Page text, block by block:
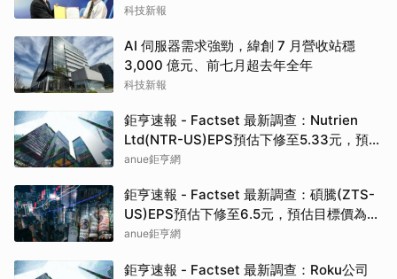
科技新報
AI 伺服器需求強勁，緯創 7 月營收站穩
3,000 億元、前七月超去年全年
科技新報
鉅亨速報 - Factset 最新調查：Nutrien
Ltd(NTR-US)EPS預估下修至5.33元，預估
目標價為80.00元
anue鉅亨網
鉅亨速報 - Factset 最新調查：碩騰(ZTS-
US)EPS預估下修至6.5元，預估目標價為
90.00元
anue鉅亨網
鉅亨速報 - Factset 最新調查：Roku公司